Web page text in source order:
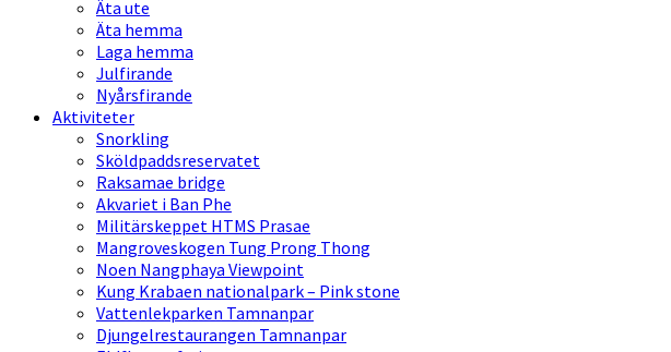
Äta ute
Äta hemma
Laga hemma
Julfirande
Nyårsfirande
Aktiviteter
Snorkling
Sköldpaddsreservatet
Raksamae bridge
Akvariet i Ban Phe
Militärskeppet HTMS Prasae
Mangroveskogen Tung Prong Thong
Noen Nangphaya Viewpoint
Kung Krabaen nationalpark – Pink stone
Vattenlekparken Tamnanpar
Djungelrestaurangen Tamnanpar